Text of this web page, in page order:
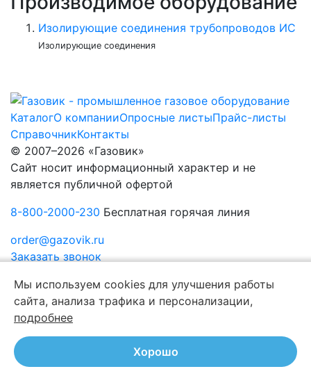
Изолирующие соединения трубопроводов ИС
Изолирующие соединения
КаталогО компанииОпросные листыПрайс-листы
СправочникКонтакты
© 2007–2026 «Газовик»
Сайт носит информационный характер и не
является публичной офертой
8-800-2000-230 Бесплатная горячая линия
order@gazovik.ru
Заказать звонок
Мы используем cookies для улучшения работы
сайта, анализа трафика и персонализации,
подробнее
Хорошо